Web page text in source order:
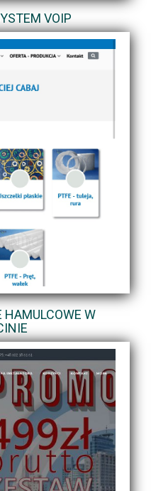
VOIP
HAMULCOWE W